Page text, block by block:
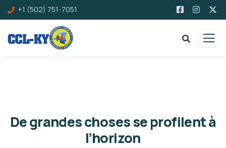
+1 (502) 751-7051
De grandes choses se profilent à
l’horizon